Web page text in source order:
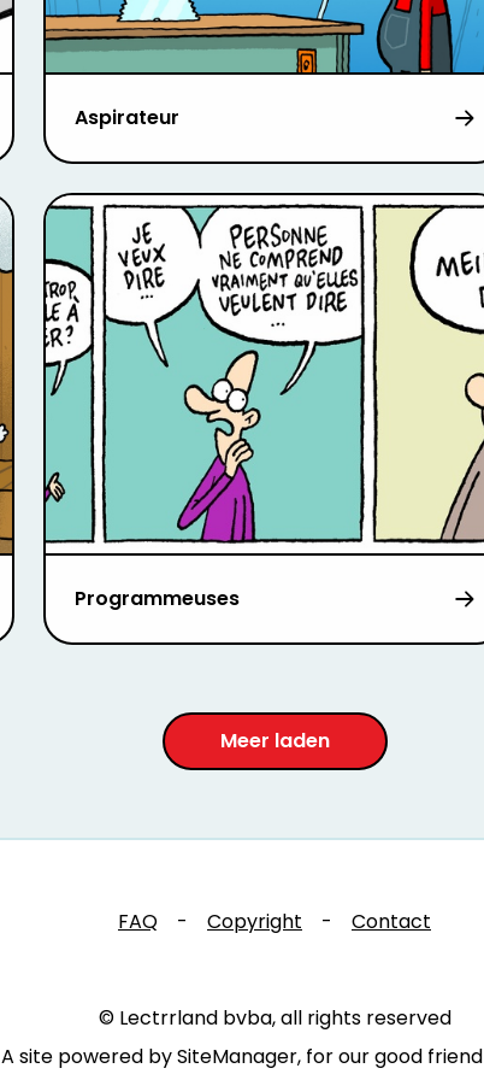
Aspirateur
Programmeuses
Meer laden
FAQ - Copyright - Contact
© Lectrrland bvba, all rights reserved
A site powered by SiteManager, for our good friend